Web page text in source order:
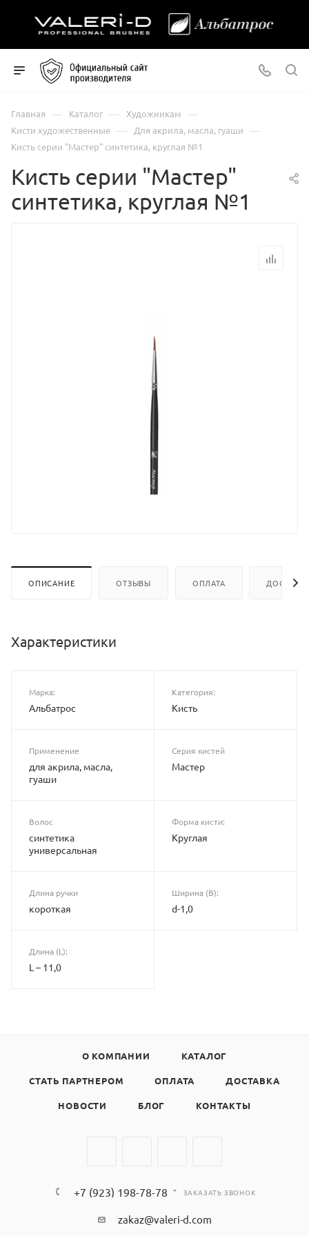
Главная — Каталог — Художникам —
Кисти художественные — Для акрила, масла, гуаши —
Кисть серии "Мастер" синтетика, круглая №1
Кисть серии "Мастер"
синтетика, круглая №1
ОПИСАНИЕ ОТЗЫВЫ ОПЛАТА
Характеристики
Марка:
Альбатрос
Категория:
Кисть
Применение
для акрила, масла,
гуаши
Серия кистей
Мастер
Волос
синтетика
универсальная
Форма кисти:
Круглая
Длина ручки
короткая
Ширина (B):
d-1,0
Длина (L):
L – 11,0
О КОМПАНИИ КАТАЛОГ
СТАТЬ ПАРТНЕРОМ ОПЛАТА ДОСТАВКА
НОВОСТИ БЛОГ КОНТАКТЫ
+7 (923) 198-78-78 ЗАКАЗАТЬ ЗВОНОК
zakaz@valeri-d.com